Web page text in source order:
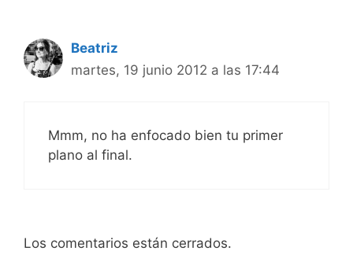
Beatriz
martes, 19 junio 2012 a las 17:44
Mmm, no ha enfocado bien tu primer
plano al final.
Los comentarios están cerrados.